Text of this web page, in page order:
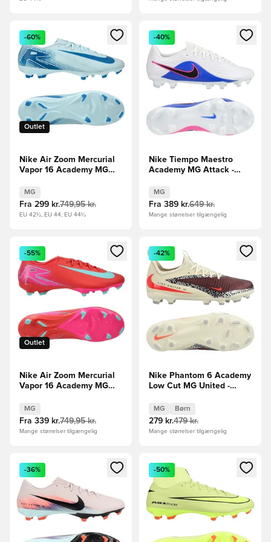
Åbner en Modal til at logge ind eller tilmelde dig som
Outlet
-60%
Nike Air Zoom Mercurial
Vapor 16 Academy MG
MG
Fra 299 kr.749,95 kr.
EU 42½, EU 44, EU 44½
Åbner en Modal til at logge
-40%
Nike Tiempo Maestro
Academy MG Attack -
MG
Fra 389 kr.649 kr.
Mange størrelser tilgængelig
Åbner en Modal til at logge ind eller tilmelde dig som
Outlet
-55%
Nike Air Zoom Mercurial
Vapor 16 Academy MG
MG
Fra 339 kr.749,95 kr.
Mange størrelser tilgængelig
Åbner en Modal til at logge
-42%
Nike Phantom 6 Academy
Low Cut MG United -
MG Børn
279 kr.479 kr.
Mange størrelser tilgængelig
Åbner en Modal til at logge ind eller tilmelde dig som
-36%
Åbner en Modal til at logge
-50%